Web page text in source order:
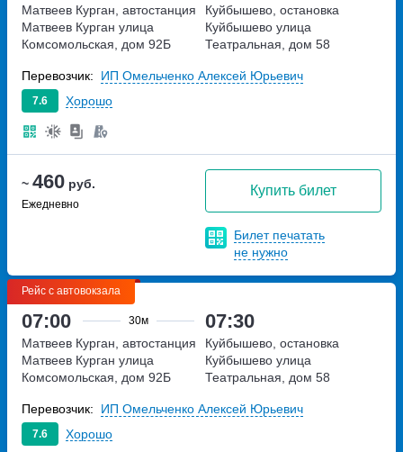
~ 460 руб.
Ежедневно
Купить билет
Билет печатать
не нужно
Матвеев Курган, автостанция
Матвеев Курган улица
Комсомольская, дом 92Б
Куйбышево, остановка
Куйбышево улица
Театральная, дом 58
7.6 Хорошо
Перевозчик: ИП Омельченко Алексей Юрьевич
Рейс с автовокзала
07:00 30м 07:30
Матвеев Курган, автостанция
Матвеев Курган улица
Комсомольская, дом 92Б
Куйбышево, остановка
Куйбышево улица
Театральная, дом 58
7.6 Хорошо
Перевозчик: ИП Омельченко Алексей Юрьевич